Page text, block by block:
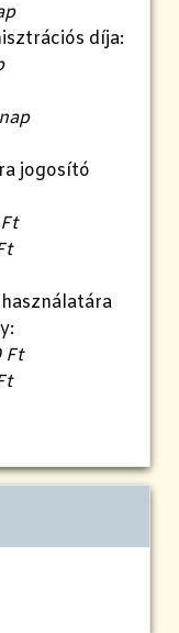
díja:
jogosító
Ft